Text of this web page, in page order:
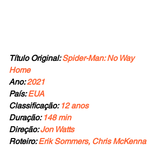
Título Original: Spider-Man: No Way
Home
Ano: 2021
País: EUA
Classificação: 12 anos
Duração: 148 min
Direção: Jon Watts
Roteiro: Erik Sommers, Chris McKenna